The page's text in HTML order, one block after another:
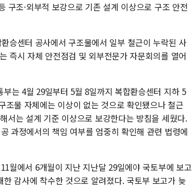
구조·외부적 보강으로 기존 설계 이상으로 구조 안전
승센터 공사에서 구조물에서 일부 철근이 누락된 사
즉시 자체 안전점검 및 외부전문가 자문회의를 열어
는 4월 29일부터 5월 8일까지 복합환승센터 지하 5
물 자체에는 이상이 없는 것으로 확인됐으나 철근
서는 설계 기준 이상으로 보강한다는 방침을 세웠다.
과정에서의 책임 여부를 엄중히 확인해 관련 법령에
월에서 6개월이 지난 지난달 29일에야 국토부에 보고
감사에 착수한 것으로 알려졌다. 국토부 보고가 늦